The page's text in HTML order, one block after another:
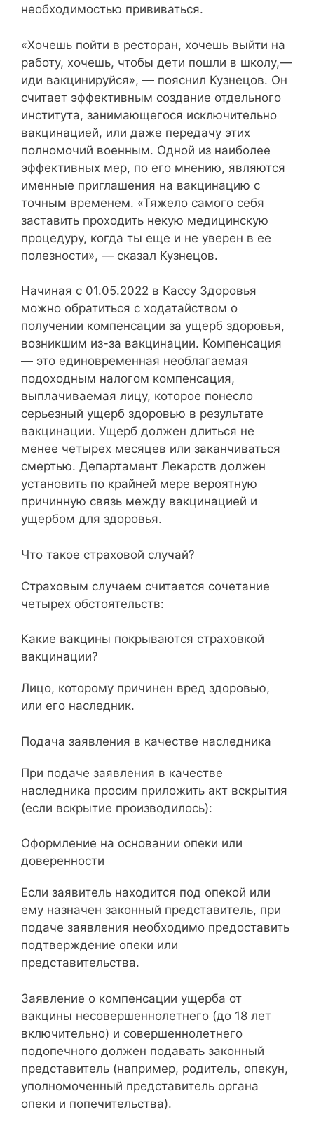
необходимостью прививаться.
«Хочешь пойти в ресторан, хочешь выйти на
работу, хочешь, чтобы дети пошли в школу,—
иди вакцинируйся», — пояснил Кузнецов. Он
считает эффективным создание отдельного
института, занимающегося исключительно
вакцинацией, или даже передачу этих
полномочий военным. Одной из наиболее
эффективных мер, по его мнению, являются
именные приглашения на вакцинацию с
точным временем. «Тяжело самого себя
заставить проходить некую медицинскую
процедуру, когда ты еще и не уверен в ее
полезности», — сказал Кузнецов.
Начиная с 01.05.2022 в Кассу Здоровья
можно обратиться с ходатайством о
получении компенсации за ущерб здоровья,
возникшим из-за вакцинации. Компенсация
— это единовременная необлагаемая
подоходным налогом компенсация,
выплачиваемая лицу, которое понесло
серьезный ущерб здоровью в результате
вакцинации. Ущерб должен длиться не
менее четырех месяцев или заканчиваться
смертью. Департамент Лекарств должен
установить по крайней мере вероятную
причинную связь между вакцинацией и
ущербом для здоровья.
Что такое страховой случай?
Страховым случаем считается сочетание
четырех обстоятельств:
Какие вакцины покрываются страховкой
вакцинации?
Лицо, которому причинен вред здоровью,
или его наследник.
Подача заявления в качестве наследника
При подаче заявления в качестве
наследника просим приложить акт вскрытия
(если вскрытие производилось):
Оформление на основании опеки или
доверенности
Если заявитель находится под опекой или
ему назначен законный представитель, при
подаче заявления необходимо предоставить
подтверждение опеки или
представительства.
Заявление о компенсации ущерба от
вакцины несовершеннолетнего (до 18 лет
включительно) и совершеннолетнего
подопечного должен подавать законный
представитель (например, родитель, опекун,
уполномоченный представитель органа
опеки и попечительства).